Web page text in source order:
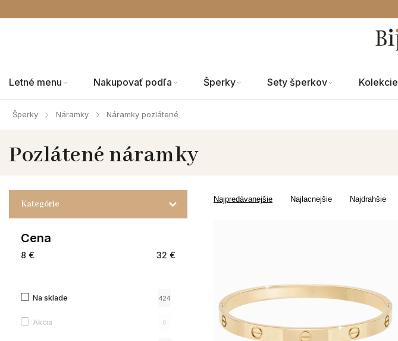
Letné menu Nakupovať podľa Šperky Sety šperkov Kolekcie
Šperky / Náramky / Náramky pozlátené
Pozlátené náramky
Kategórie
Cena
8 € 32 €
Na sklade 424
Akcia 0
Najpredávanejšie Najlacnejšie Najdrahšie